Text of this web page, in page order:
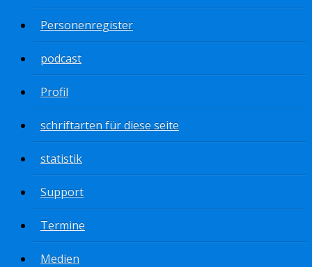
Personenregister
podcast
Profil
schriftarten für diese seite
statistik
Support
Termine
Medien